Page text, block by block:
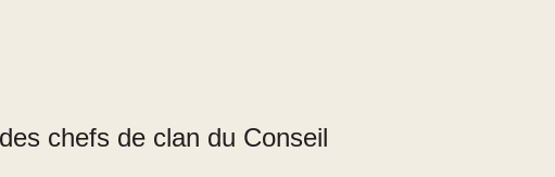
chefs de clan du Conseil